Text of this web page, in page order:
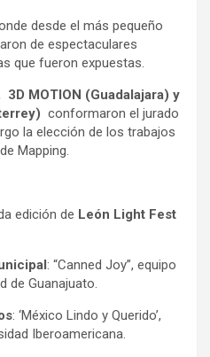
desde el más pequeño
de espectaculares
que fueron expuestas.
3D MOTION (Guadalajara) y
conformaron el jurado
la elección de los trabajos
Mapping.
edición de León Light Fest
: “Canned Joy”, equipo
de Guanajuato.
: ‘México Lindo y Querido’,
Iberoamericana.